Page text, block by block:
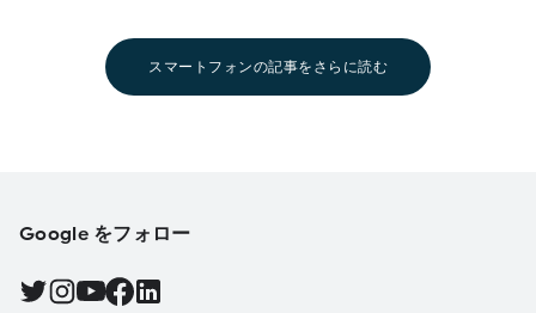
スマートフォンの記事をさらに読む
Google をフォロー
Twitter で Android をフォローする, 新しいタブで開く
Instagram で Android をフォローする, 新しいタブで開く
YouTube で Android をフォローする, 新しいタブで開く
Facebook で Android をフォローする, 新しいタブで開く
Find Android on LinkedIn, 新しいタブで開く